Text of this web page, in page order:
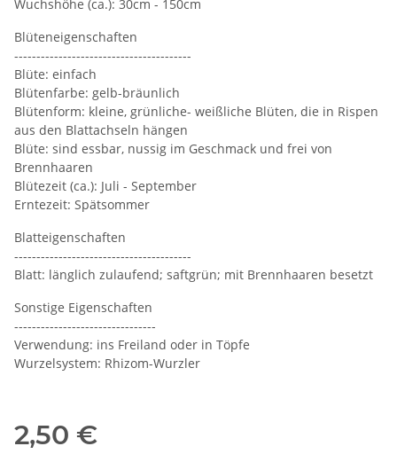
Wuchshöhe (ca.): 30cm - 150cm
Blüteneigenschaften
----------------------------------------
Blüte: einfach
Blütenfarbe: gelb-bräunlich
Blütenform: kleine, grünliche- weißliche Blüten, die in Rispen
aus den Blattachseln hängen
Blüte: sind essbar, nussig im Geschmack und frei von
Brennhaaren
Blütezeit (ca.): Juli - September
Erntezeit: Spätsommer
Blatteigenschaften
----------------------------------------
Blatt: länglich zulaufend; saftgrün; mit Brennhaaren besetzt
Sonstige Eigenschaften
--------------------------------
Verwendung: ins Freiland oder in Töpfe
Wurzelsystem: Rhizom-Wurzler
2,50 €